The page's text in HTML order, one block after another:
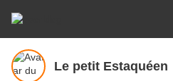
Le petit Estaquéen